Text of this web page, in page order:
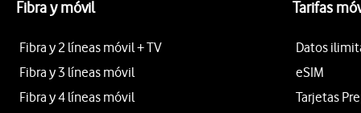
Fibra y móvil
Fibra y 2 líneas móvil + TV
Fibra y 3 líneas móvil
Fibra y 4 líneas móvil
Tarifas
Datos
eSIM
Tarjetas